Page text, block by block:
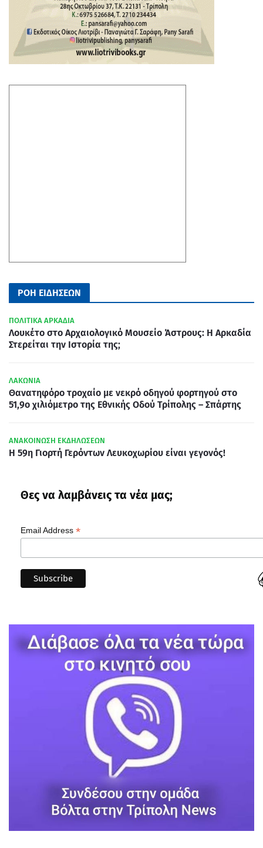
ΡΟΗ ΕΙΔΗΣΕΩΝ
ΠΟΛΙΤΙΚΑ ΑΡΚΑΔΙΑ
Λουκέτο στο Αρχαιολογικό Μουσείο Άστρους: Η Αρκαδία
Στερείται την Ιστορία της;
ΛΑΚΩΝΙΑ
Θανατηφόρο τροχαίο με νεκρό οδηγού φορτηγού στο
51,9ο χιλιόμετρο της Εθνικής Οδού Τρίπολης – Σπάρτης
ΑΝΑΚΟΙΝΩΣΗ ΕΚΔΗΛΩΣΕΩΝ
Η 59η Γιορτή Γερόντων Λευκοχωρίου είναι γεγονός!
Θες να λαμβάνεις τα νέα μας;
Email Address *